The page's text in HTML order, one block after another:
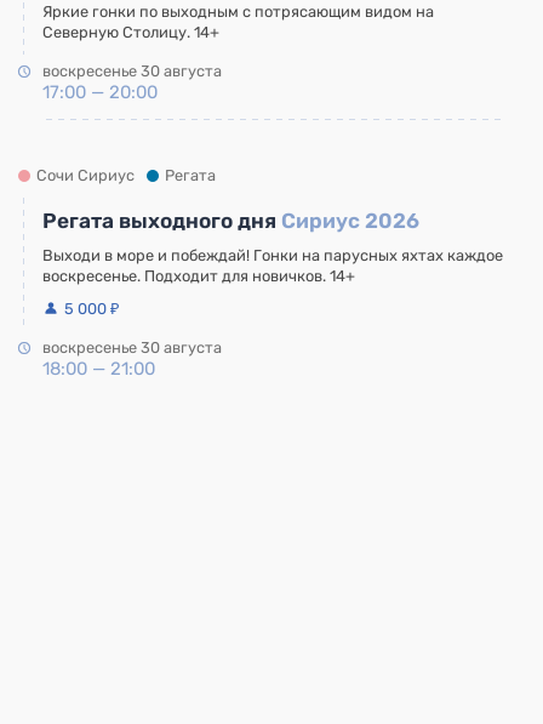
Яркие гонки по выходным с потрясающим видом на
Северную Столицу. 14+
воскресенье 30 августа
17:00 — 20:00
Сочи Сириус Регата
Регата выходного дня Сириус 2026
Выходи в море и побеждай! Гонки на парусных яхтах каждое
воскресенье. Подходит для новичков. 14+
5 000 ₽
воскресенье 30 августа
18:00 — 21:00